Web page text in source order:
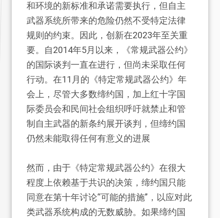
和环境的新标准和承诺需要执行，但自主
武器系统所带来的危险仍然不受特定法律
规则的约束。因此，创新在2023年至关重
要。自2014年5月以来，《常规武器公约》
的国际谈判一直在进行，但尚未采取任何
行动。在11月的《特定常规武器公约》年
会上，尽管大多数缔约国，加上红十字国
际委员会和民间社会组织呼吁就禁止和管
制自主武器的新条约展开谈判，但缔约国
仍然未能取得任何有意义的进展
然而，由于《特定常规武器公约》在很大
程度上依赖基于共识的决策，缔约国只能
同意在第十年讨论“可能的措施”，以应对此
类武器系统构成的无数威胁。如果缔约国